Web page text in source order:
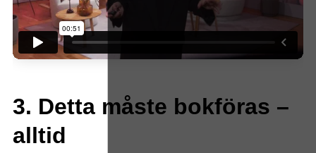
3. Detta måste bokföras –
alltid